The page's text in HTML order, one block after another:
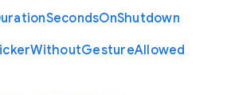
SecondsOnShutdown
WithoutGestureAllowed